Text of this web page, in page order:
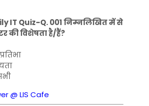
IT Quiz-Q. 001 निम्नलिखित में से
की विशेषता है/हैं?
@ LIS Cafe